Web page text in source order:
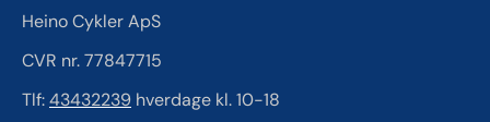
Heino Cykler ApS
CVR nr. 77847715
Tlf:43432239 hverdage kl. 10-18